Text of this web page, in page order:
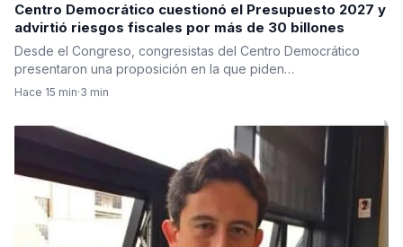
Centro Democrático cuestionó el Presupuesto 2027 y
advirtió riesgos fiscales por más de 30 billones
Desde el Congreso, congresistas del Centro Democrático
presentaron una proposición en la que piden…
Hace 15 min·3 min